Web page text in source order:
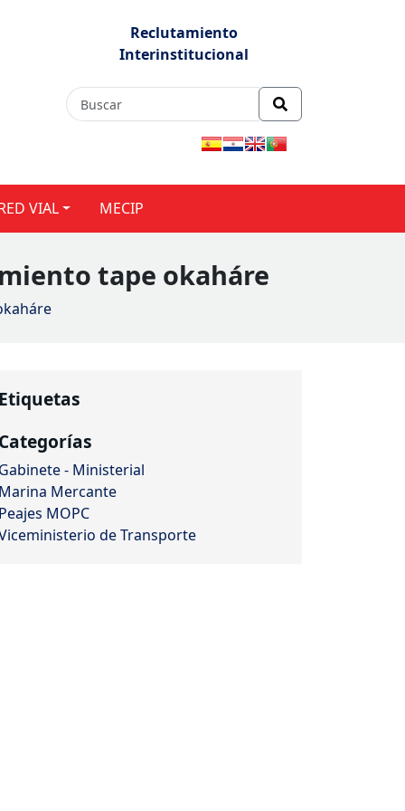
Reclutamiento
Interinstitucional
VIAL MECIP
tape okaháre
Etiquetas
Categorías
Gabinete - Ministerial
Marina Mercante
Peajes MOPC
de Transporte